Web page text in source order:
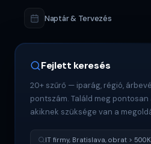
Naptár & Tervezés
Fejlett keresés
20+ szűrő — iparág, régió,
pontszám. Találd meg
akiknek szüksége van a
IT firmy, Bratislava, obrat >